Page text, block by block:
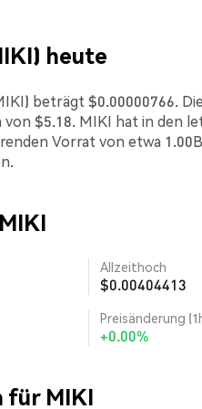
heute
beträgt $0.00000766.
$5.18. MIKI hat in den
Vorrat von etwa
Allzeithoch
$0.00404413
Preisänderung
+0.00%
MIKI